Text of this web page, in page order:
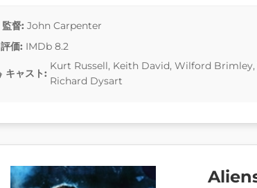
監督: John Carpenter
評価: IMDb 8.2
キャスト:
Kurt Russell, Keith David, Wilford Brimley,
Richard Dysart